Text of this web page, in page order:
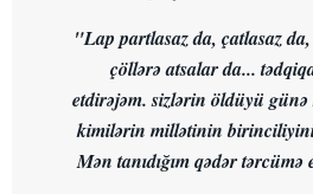
"Lap partlasaz da, çatlasaz
çöllərə atsalar da...
etdirəjəm. sizlərin öldüyü
kimilərin millətinin birinciliyini
Mən tanıdığım qədər tərcümə